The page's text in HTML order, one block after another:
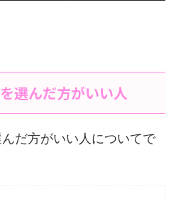
選んだ方がいい人
だ方がいい人についてで